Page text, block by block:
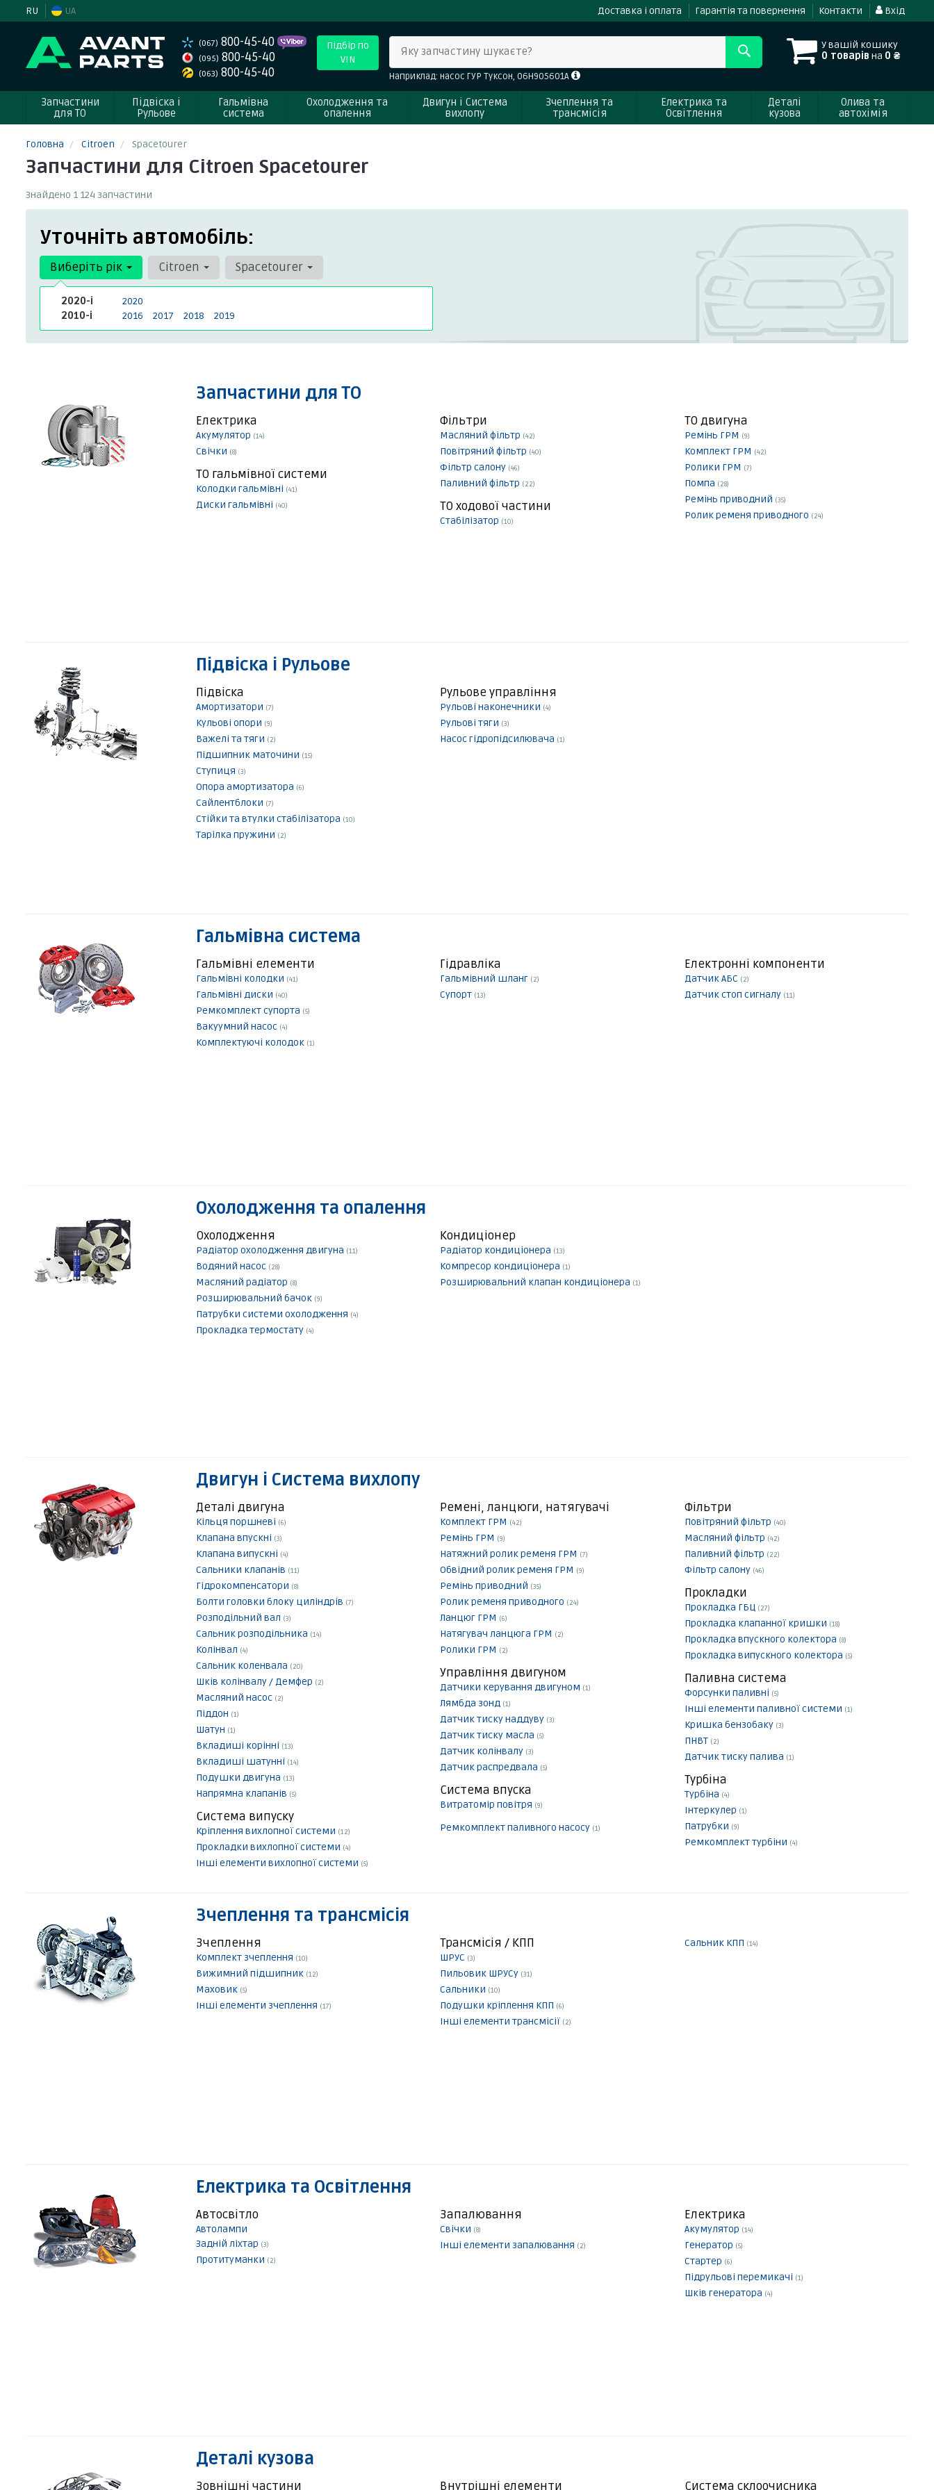
RU UA Доставка і оплата Гарантія та повернення Контакти Вхід
(067) 800-45-40
(095) 800-45-40
(063) 800-45-40
Підбір по
VIN
У вашій кошику
0 товарів на 0 ₴
Яку запчастину шукаєте?
Наприклад: насос ГУР Туксон, 06H905601A
Запчастини
для ТО
Підвіска і
Рульове
Гальмівна
система
Охолодження та
опалення
Двигун і Система
вихлопу
Зчеплення та
трансмісія
Електрика та
Освітлення
Деталі
кузова
Олива та
автохімія
Головна Citroen Spacetourer
Запчастини для Citroen Spacetourer
Знайдено 1 124 запчастини
Уточніть автомобіль:
Виберіть рік
2020-і
2020
2010-і
2016 2017 2018 2019
Citroen Spacetourer
Запчастини для ТО
Електрика
Акумулятор (14)
Свічки (8)
Фільтри
Масляний фільтр (42)
Повітряний фільтр (40)
Фільтр салону (46)
Паливний фільтр (22)
ТО двигуна
Ремінь ГРМ (9)
Комплект ГРМ (42)
Ролики ГРМ (7)
Помпа (28)
Ремінь приводний (35)
Ролик ременя приводного (24)
ТО гальмівної системи
Колодки гальмівні (41)
Диски гальмівні (40) ТО ходової частини
Стабілізатор (10)
Підвіска і Рульове
Підвіска
Амортизатори (7)
Кульові опори (9)
Важелі та тяги (2)
Підшипник маточини (15)
Ступиця (3)
Опора амортизатора (6)
Сайлентблоки (7)
Стійки та втулки стабілізатора (10)
Тарілка пружини (2)
Рульове управління
Рульові наконечники (4)
Рульові тяги (3)
Насос гідропідсилювача (1)
Гальмівна система
Гальмівні елементи
Гальмівні колодки (41)
Гальмівні диски (40)
Ремкомплект супорта (5)
Вакуумний насос (4)
Комплектуючі колодок (1)
Гідравліка
Гальмівний шланг (2)
Супорт (13)
Електронні компоненти
Датчик АБС (2)
Датчик стоп сигналу (11)
Охолодження та опалення
Охолодження
Радіатор охолодження двигуна (11)
Водяний насос (28)
Масляний радіатор (8)
Розширювальний бачок (9)
Патрубки системи охолодження (4)
Прокладка термостату (4)
Кондиціонер
Радіатор кондиціонера (13)
Компресор кондиціонера (1)
Розширювальний клапан кондиціонера (1)
Двигун і Система вихлопу
Деталі двигуна
Кільця поршневі (6)
Клапана впускні (3)
Клапана випускні (4)
Сальники клапанів (11)
Гідрокомпенсатори (8)
Болти головки блоку циліндрів (7)
Розподільний вал (3)
Сальник розподільника (14)
Колінвал (4)
Сальник коленвала (20)
Шків колінвалу / Демфер (2)
Масляний насос (2)
Піддон (1)
Шатун (1)
Вкладиші корінні (13)
Вкладиші шатунні (14)
Подушки двигуна (13)
Напрямна клапанів (5)
Ремені, ланцюги, натягувачі
Комплект ГРМ (42)
Ремінь ГРМ (9)
Натяжний ролик ременя ГРМ (7)
Обвідний ролик ременя ГРМ (9)
Ремінь приводний (35)
Ролик ременя приводного (24)
Ланцюг ГРМ (6)
Натягувач ланцюга ГРМ (2)
Ролики ГРМ (2)
Фільтри
Повітряний фільтр (40)
Масляний фільтр (42)
Паливний фільтр (22)
Фільтр салону (46)
Прокладки
Прокладка ГБЦ (27)
Прокладка клапанної кришки (18)
Прокладка впускного колектора (8)
Прокладка випускного колектора (5)
Управління двигуном
Датчики керування двигуном (1)
Лямбда зонд (1)
Датчик тиску наддуву (3)
Датчик тиску масла (5)
Датчик колінвалу (3)
Датчик распредвала (5)
Паливна система
Форсунки паливні (5)
Інші елементи паливної системи (1)
Кришка бензобаку (3)
ПНВТ (2)
Датчик тиску палива (1)
Турбіна
Турбіна (4)
Інтеркулер (1)
Патрубки (9)
Ремкомплект турбіни (4)
Система впуска
Витратомір повітря (9)
Система випуску
Кріплення вихлопної системи (12)
Прокладки вихлопної системи (4)
Інші елементи вихлопної системи (5)
Ремкомплект паливного насосу (1)
Зчеплення та трансмісія
Зчеплення
Комплект зчеплення (10)
Вижимний підшипник (12)
Маховик (5)
Інші елементи зчеплення (17)
Трансмісія / КПП
ШРУС (3)
Пильовик ШРУСу (31)
Сальники (10)
Подушки кріплення КПП (6)
Інші елементи трансмісії (2)
Сальник КПП (14)
Електрика та Освітлення
Автосвітло
Автолампи
Задній ліхтар (3)
Протитуманки (2)
Запалювання
Свічки (8)
Інші елементи запалювання (2)
Електрика
Акумулятор (14)
Генератор (5)
Стартер (6)
Підрульові перемикачі (1)
Шків генератора (4)
Деталі кузова
Зовнішні частини Внутрішні елементи Система склоочисника